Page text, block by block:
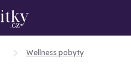
Wellness pobyty